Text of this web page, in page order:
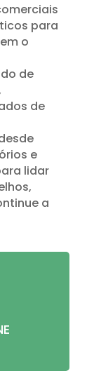
para
o
de
de
e
lidar
a